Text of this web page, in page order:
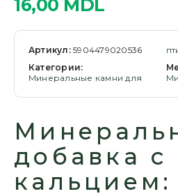
16,00 MDL
Артикул:5904479020536
Категории:
Минеральные камни для
добавка с
кальцием: